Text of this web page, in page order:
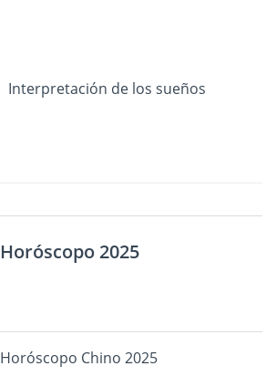
Interpretación de los sueños
Horóscopo 2025
Horóscopo Chino 2025